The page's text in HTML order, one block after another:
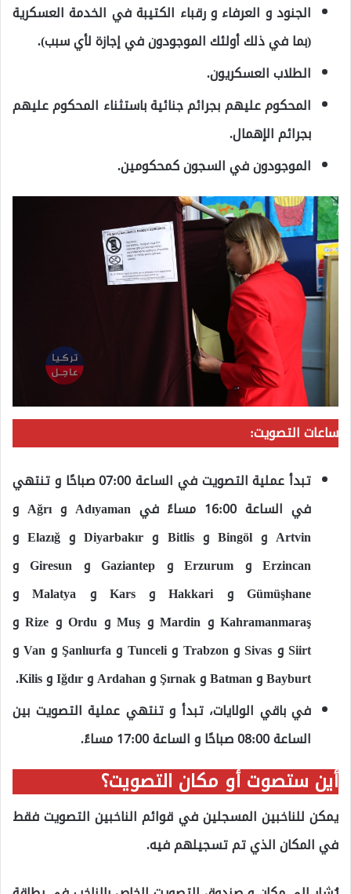
الجنود و العرفاء و رقباء الكتيبة في الخدمة العسكرية
(بما في ذلك أولئك الموجودون في إجازة لأي سبب).
الطلاب العسكريون.
المحكوم عليهم بجرائم جنائية باستثناء المحكوم عليهم
بجرائم الإهمال.
الموجودون في السجون كمحكومين.
ساعات التصويت:
تبدأ عملية التصويت في الساعة 07:00 صباحًا و تنتهي
في الساعة 16:00 مساءً في Adıyaman و Ağrı و
Artvin و Bingöl و Bitlis و Diyarbakır و Elazığ و
Erzincan و Erzurum و Gaziantep و Giresun و
Gümüşhane و Hakkari و Kars و Malatya و
Kahramanmaraş و Mardin و Muş و Ordu و Rize و
Siirt و Sivas و Trabzon و Tunceli و Şanlıurfa و Van و
Bayburt و Batman و Şırnak و Ardahan و Iğdır و Kilis.
في باقي الولايات، تبدأ و تنتهي عملية التصويت بين
الساعة 08:00 صباحًا و الساعة 17:00 مساءً.
أين ستصوت أو مكان التصويت؟
يمكن للناخبين المسجلين في قوائم الناخبين التصويت فقط
في المكان الذي تم تسجيلهم فيه.